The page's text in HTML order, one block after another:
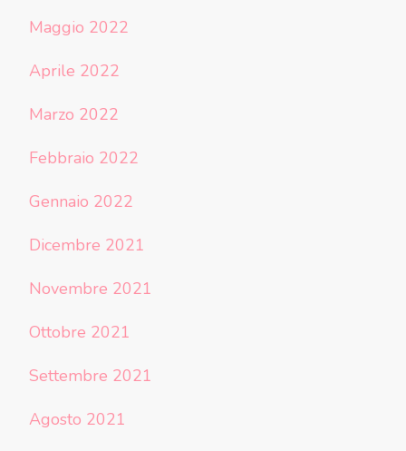
Maggio 2022
Aprile 2022
Marzo 2022
Febbraio 2022
Gennaio 2022
Dicembre 2021
Novembre 2021
Ottobre 2021
Settembre 2021
Agosto 2021